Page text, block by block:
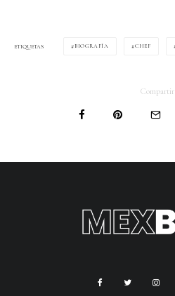
ETIQUETAS BIOGRAFÍA CHEF
Compartir